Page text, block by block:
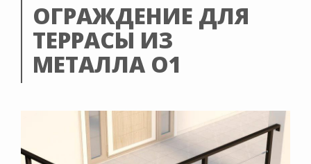
ОГРАЖДЕНИЕ ДЛЯ
ТЕРРАСЫ ИЗ
МЕТАЛЛА О1